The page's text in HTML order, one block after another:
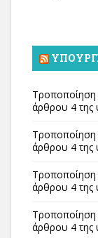
Τροποποίηση
άρθρου 4 της
Τροποποίηση
άρθρου 4 της
Τροποποίηση
άρθρου 4 της
Τροποποίηση
άρθρου 4 της